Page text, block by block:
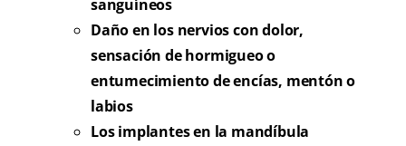
sanguíneos
Daño en los nervios con dolor,
sensación de hormigueo o
entumecimiento de encías, mentón o
labios
Los implantes en la mandíbula